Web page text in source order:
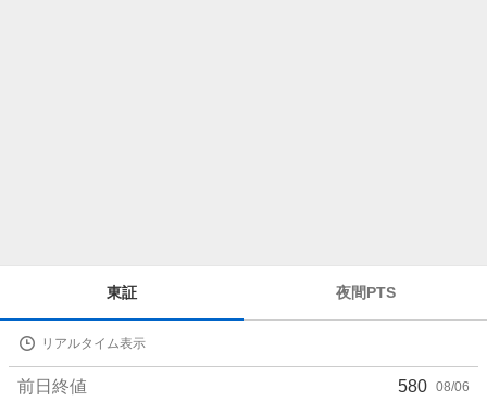
詳
値
東証 夜間PTS
リアルタイム表示
前日終値 580 08/06